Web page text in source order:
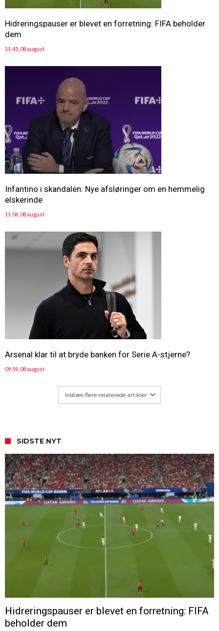
Hidreringspauser er blevet en forretning: FIFA beholder
dem
11:45, 08 august
Infantino i skandalen: Nye afsløringer om en hemmelig
elskerinde
11:06, 08 august
Arsenal klar til at bryde banken for Serie A-stjerne?
09:59, 08 august
Indlæs flere relaterede artikler
SIDSTE NYT
Hidreringspauser er blevet en forretning: FIFA
beholder dem